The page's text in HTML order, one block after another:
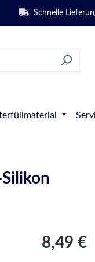
Schnelle
Regulärer
8,49 €